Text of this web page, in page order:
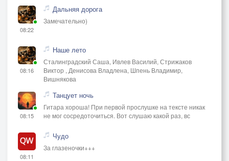
08:22
Дальняя дорога
Замечательно)
08:16
Наше лето
Сталинградский Саша, Ивлев Василий, Стрижаков
Виктор , Денисова Владлена, Шпень Владимир,
Вишнякова
08:15
Танцует ночь
Гитара хороша! При первой прослушке на тексте никак
не мог сосредоточиться. Вот слушаю какой раз, вс
08:11
Чудо
За глазеночки+++